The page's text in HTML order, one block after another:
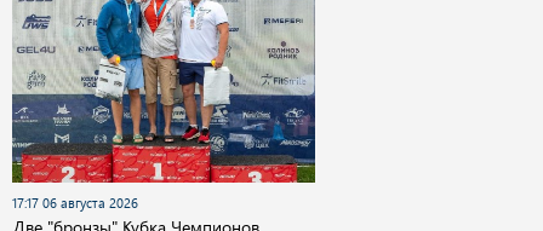
17:17 06 августа 2026